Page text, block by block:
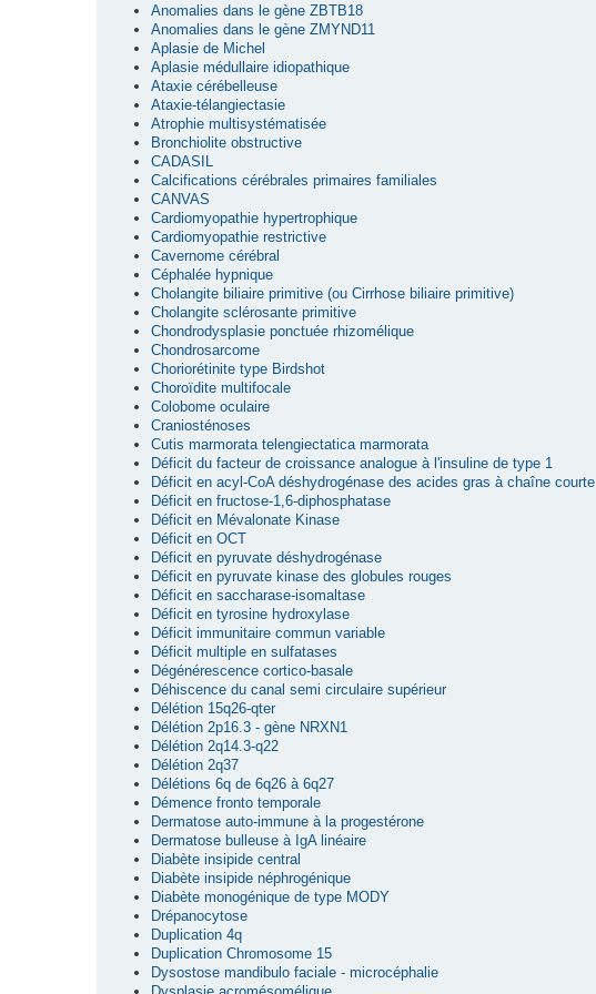
Anomalies dans le gène ZBTB18
Anomalies dans le gène ZMYND11
Aplasie de Michel
Aplasie médullaire idiopathique
Ataxie cérébelleuse
Ataxie-télangiectasie
Atrophie multisystématisée
Bronchiolite obstructive
CADASIL
Calcifications cérébrales primaires familiales
CANVAS
Cardiomyopathie hypertrophique
Cardiomyopathie restrictive
Cavernome cérébral
Céphalée hypnique
Cholangite biliaire primitive (ou Cirrhose biliaire primitive)
Cholangite sclérosante primitive
Chondrodysplasie ponctuée rhizomélique
Chondrosarcome
Choriorétinite type Birdshot
Choroïdite multifocale
Colobome oculaire
Craniosténoses
Cutis marmorata telengiectatica marmorata
Déficit du facteur de croissance analogue à l'insuline de type 1
Déficit en acyl-CoA déshydrogénase des acides gras à chaîne courte
Déficit en fructose-1,6-diphosphatase
Déficit en Mévalonate Kinase
Déficit en OCT
Déficit en pyruvate déshydrogénase
Déficit en pyruvate kinase des globules rouges
Déficit en saccharase-isomaltase
Déficit en tyrosine hydroxylase
Déficit immunitaire commun variable
Déficit multiple en sulfatases
Dégénérescence cortico-basale
Déhiscence du canal semi circulaire supérieur
Délétion 15q26-qter
Délétion 2p16.3 - gène NRXN1
Délétion 2q14.3-q22
Délétion 2q37
Délétions 6q de 6q26 à 6q27
Démence fronto temporale
Dermatose auto-immune à la progestérone
Dermatose bulleuse à IgA linéaire
Diabète insipide central
Diabète insipide néphrogénique
Diabète monogénique de type MODY
Drépanocytose
Duplication 4q
Duplication Chromosome 15
Dysostose mandibulo faciale - microcéphalie